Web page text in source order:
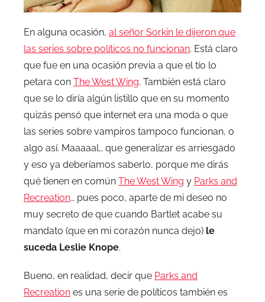
En alguna ocasión, al señor Sorkin le dijeron que
las series sobre políticos no funcionan. Está claro
que fue en una ocasión previa a que el tío lo
petara con The West Wing. También está claro
que se lo diría algún listillo que en su momento
quizás pensó que internet era una moda o que
las series sobre vampiros tampoco funcionan, o
algo así. Maaaaal… que generalizar es arriesgado
y eso ya deberíamos saberlo, porque me dirás
qué tienen en común The West Wing y Parks and
Recreation… pues poco, aparte de mi deseo no
muy secreto de que cuando Bartlet acabe su
mandato (que en mi corazón nunca dejo) le
suceda Leslie Knope.
Bueno, en realidad, decir que Parks and
Recreation es una serie de políticos también es